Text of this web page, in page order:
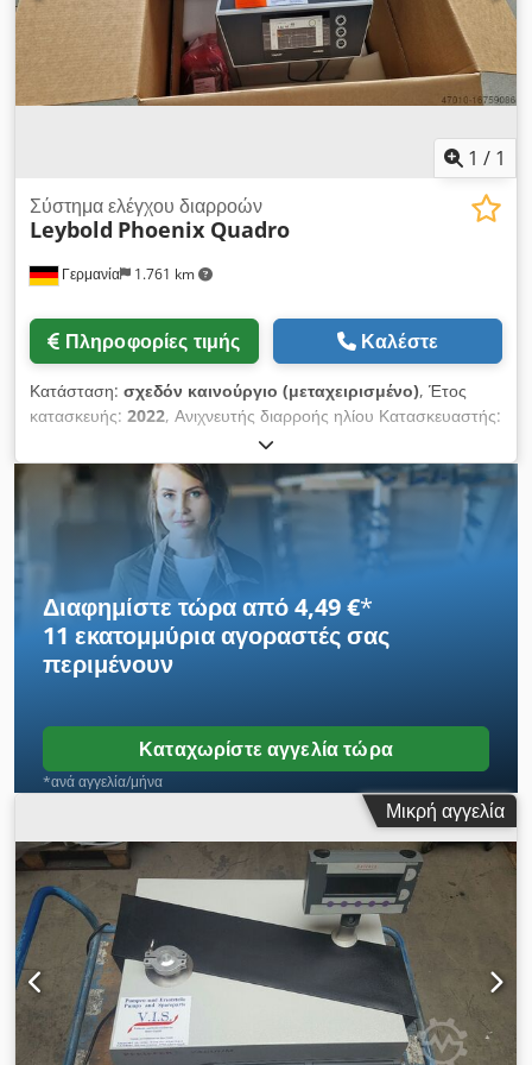
1 / 1
Γερμανία 1.761 km
Σύστημα ελέγχου διαρροών
Leybold Phoenix Quadro
Πληροφορίες τιμής Καλέστε
Κατάσταση: σχεδόν καινούργιο (μεταχειρισμένο), Έτος
κατασκευής: 2022, Ανιχνευτής διαρροής ηλίου Κατασκευαστής:
Leybold Τύπος: Phoenix Quadro EU Κατάσταση: Σαν
καινούργιος Έτοιμος για χρήση από το 2022 αχρησιμοποίητος
Dcodpfx Apst Urlrstok Σύνδεση: 230V Χρόνος παράδοσης: ex
Διαφημίστε τώρα από 4,49 €*
11 εκατομμύρια αγοραστέςσας
περιμένουν
Καταχωρίστε αγγελία τώρα
*ανά αγγελία/μήνα
Μικρή αγγελία